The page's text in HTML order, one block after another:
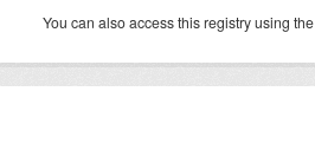
You can also access this registry using the